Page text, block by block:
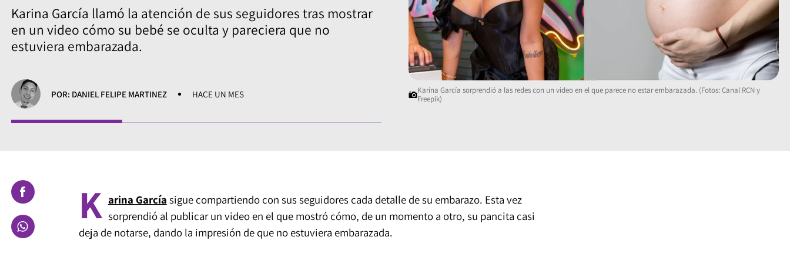
Karina García llamó la atención de sus seguidores tras mostrar
en un video cómo su bebé se oculta y pareciera que no
estuviera embarazada.
POR: DANIEL FELIPE MARTINEZ HACE UN MES
Karina García sorprendió a las redes con un video en el que parece no estar embarazada. (Fotos: Canal RCN y
Freepik)
K arina García sigue compartiendo con sus seguidores cada detalle de su embarazo. Esta vez
sorprendió al publicar un video en el que mostró cómo, de un momento a otro, su pancita casi
deja de notarse, dando la impresión de que no estuviera embarazada.